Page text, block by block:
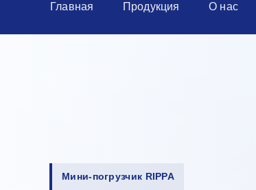
Главная Продукция О нас
Мини-погрузчик RIPPA